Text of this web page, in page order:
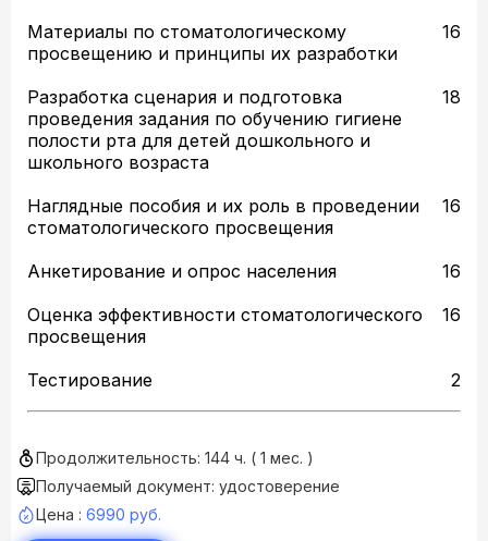
Материалы по стоматологическому
просвещению и принципы их разработки
16
Разработка сценария и подготовка
проведения задания по обучению гигиене
полости рта для детей дошкольного и
школьного возраста
18
Наглядные пособия и их роль в проведении
стоматологического просвещения
16
Анкетирование и опрос населения
16
Оценка эффективности стоматологического
просвещения
16
Тестирование 2
Продолжительность: 144 ч. ( 1 мес. )
Получаемый документ: удостоверение
Цена : 6990 руб.